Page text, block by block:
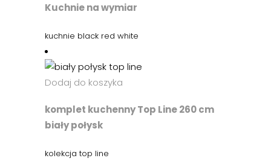
Kuchnie na wymiar
kuchnie black red white
Dodaj do koszyka
komplet kuchenny Top Line 260 cm
biały połysk
kolekcja top line